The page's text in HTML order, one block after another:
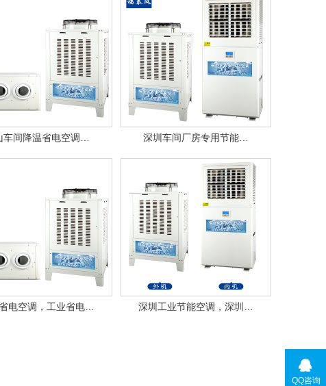
车间降温省电空调… 深圳车间厂房专用节能…
电空调，工业省电… 深圳工业节能空调，深圳…
QQ咨询